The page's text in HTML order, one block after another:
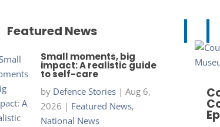
Featured News
Small moments, big
impact: A realistic guide
to self-care
by Defence Stories| Aug 6,
2026 | Featured News,
National News